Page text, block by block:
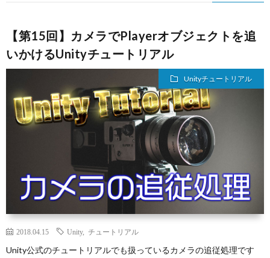
【第15回】カメラでPlayerオブジェクトを追
いかけるUnityチュートリアル
Unityチュートリアル
2018.04.15 Unity, チュートリアル
Unity公式のチュートリアルでも扱っているカメラの追従処理です